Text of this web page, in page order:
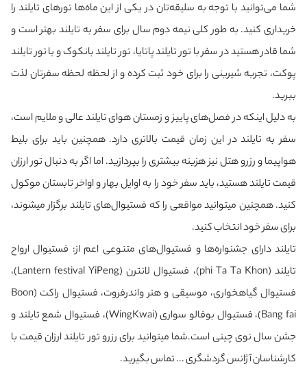
شما می‌توانید با توجه به سلیقه‌تان در یکی از این ماه‌ها تورهای تایلند را
خریداری کنید. به طور کلی نیمه دوم سال برای سفر به تایلند بهتر است و
شما قادر هستید در سفر با تور تایلند پاتایا، تور تایلند بانکوک و یا تور تایلند
پوکت، تجربه شیرینی را برای خود ثبت کرده و از لحظه لحظه سفرتان لذت
ببرید.
به دلیل اینکه در فصل‌های پاییز و زمستان هوای تایلند عالی و ملایم است،
سفر به تایلند در این زمان قیمت بالاتری دارد. همچنین باید برای بلیط
هواپیما و رزرو هتل نیز هزینه بیشتری را بپردازید. اما اگر به دنبال تور ارزان
قیمت تایلند هستید، باید سفر خود را به اوایل بهار و اواخر تابستان موکول
کنید. همچنین می‎توانید مواقعی را که فستیوال‌های تایلند برگزار می‎شوند،
برای سفر خود انتخاب کنید.
تایلند دارای جشنواره‌ها و فستیوال‌های متنوعی اعم از: فستیوال ارواح
تایلند (phi Ta Ta Khon)، فستیوال لانترن (Lantern festival YiPeng)،
فستیوال گیاهخواری، موسیقی و هنر واندرفروت، فستیوال راکت (Boon
Bang fai)، فستیوال بوفالو سواری (WingKwai)، فستیوال شمع تایلند و
جشن سال نوی چینی‌ است.شما می‎توانید برای رزرو تور تایلند ارزان قیمت با
کارشناسان آژانس گردشگری ... تماس بگیرید.